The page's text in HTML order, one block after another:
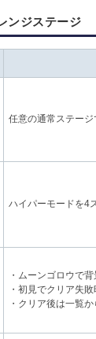
ンジステージ
任意の通常ステー
ハイパーモードを4
・ムーンゴロウで
・初見でクリア失
・クリア後は一覧